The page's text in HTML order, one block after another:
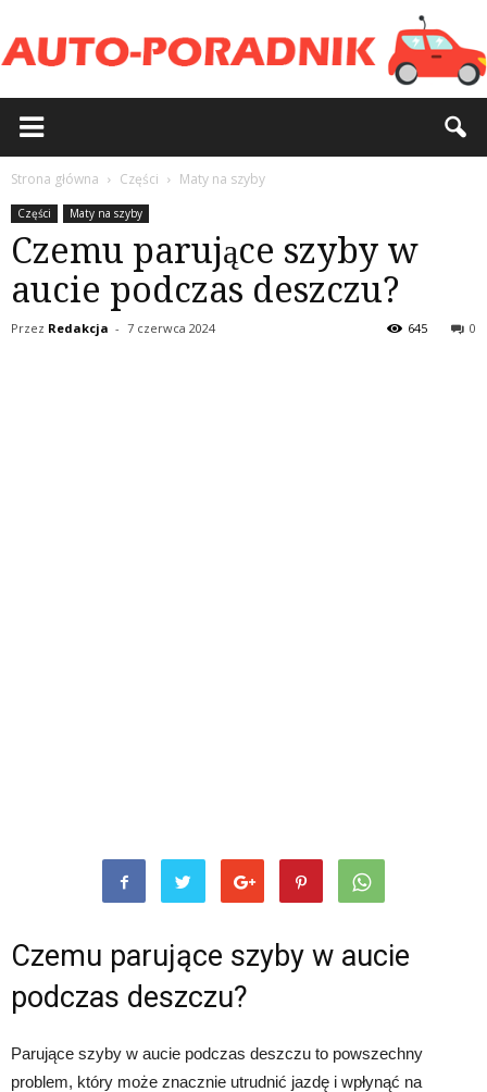
Strona główna Części Maty na szyby
Części Maty na szyby
Czemu parujące szyby w
aucie podczas deszczu?
Przez Redakcja - 7 czerwca 2024 0
645
Czemu parujące szyby w aucie
podczas deszczu?
Parujące szyby w aucie podczas deszczu to powszechny
problem, który może znacznie utrudnić jazdę i wpłynąć na